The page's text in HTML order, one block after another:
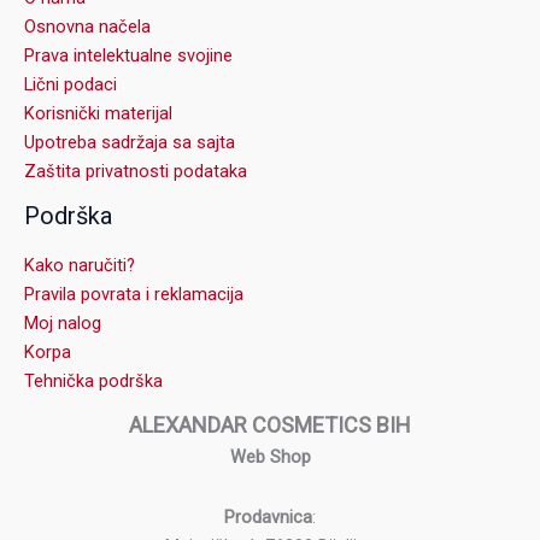
Osnovna načela
Prava intelektualne svojine
Lični podaci
Korisnički materijal
Upotreba sadržaja sa sajta
Zaštita privatnosti podataka
Podrška
Kako naručiti?
Pravila povrata i reklamacija
Moj nalog
Korpa
Tehnička podrška
ALEXANDAR COSMETICS BIH
Web Shop
Prodavnica: